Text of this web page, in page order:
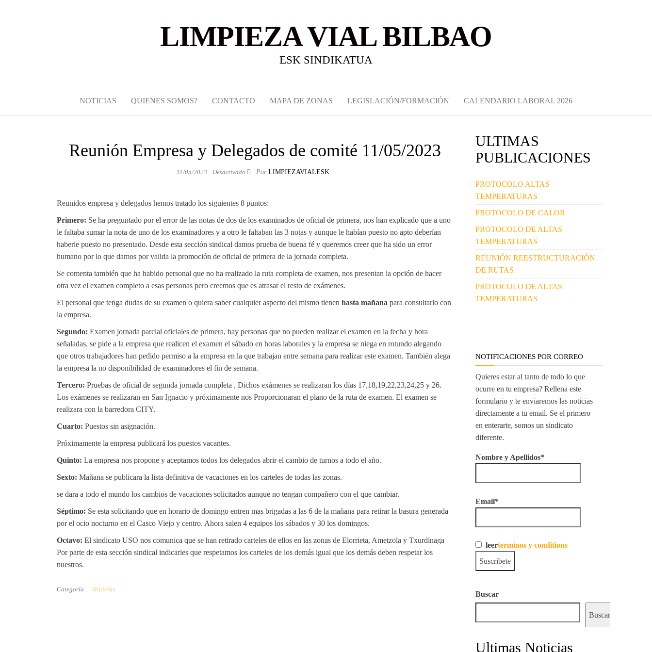
LIMPIEZA VIAL BILBAO
ESK SINDIKATUA
NOTICIAS QUIENES SOMOS? CONTACTO MAPA DE ZONAS LEGISLACIÓN/FORMACIÓN CALENDARIO LABORAL 2026
Reunión Empresa y Delegados de comité 11/05/2023
11/05/2023 Desactivado Por LIMPIEZAVIALESK
Reunidos empresa y delegados hemos tratado los siguientes 8 puntos:
Primero: Se ha preguntado por el error de las notas de dos de los examinados de oficial de primera, nos han explicado que a uno
le faltaba sumar la nota de uno de los examinadores y a otro le faltaban las 3 notas y aunque le habían puesto no apto deberían
haberle puesto no presentado. Desde esta sección sindical damos prueba de buena fé y queremos creer que ha sido un error
humano por lo que damos por valida la promoción de oficial de primera de la jornada completa.
Se comenta también que ha habido personal que no ha realizado la ruta completa de examen, nos presentan la opción de hacer
otra vez el examen completo a esas personas pero creemos que es atrasar el resto de exámenes.
El personal que tenga dudas de su examen o quiera saber cualquier aspecto del mismo tienen hasta mañana para consultarlo con
la empresa.
Segundo: Examen jornada parcial oficiales de primera, hay personas que no pueden realizar el examen en la fecha y hora
señaladas, se pide a la empresa que realicen el examen el sábado en horas laborales y la empresa se niega en rotundo alegando
que otros trabajadores han pedido permiso a la empresa en la que trabajan entre semana para realizar este examen. También alega
la empresa la no disponibilidad de examinadores el fin de semana.
Tercero: Pruebas de oficial de segunda jornada completa , Dichos exámenes se realizaran los días 17,18,19,22,23,24,25 y 26.
Los exámenes se realizaran en San Ignacio y próximamente nos Proporcionaran el plano de la ruta de examen. El examen se
realizara con la barredora CITY.
Cuarto: Puestos sin asignación.
Próximamente la empresa publicará los puestos vacantes.
Quinto: La empresa nos propone y aceptamos todos los delegados abrir el cambio de turnos a todo el año.
Sexto: Mañana se publicara la lista definitiva de vacaciones en los carteles de todas las zonas.
se dara a todo el mundo los cambios de vacaciones solicitados aunque no tengan compañero con el que cambiar.
Séptimo: Se esta solicitando que en horario de domingo entren mas brigadas a las 6 de la mañana para retirar la basura generada
por el ocio nocturno en el Casco Viejo y centro. Ahora salen 4 equipos los sábados y 30 los domingos.
Octavo: El sindicato USO nos comunica que se han retirado carteles de ellos en las zonas de Elorrieta, Ametzola y Txurdinaga
Por parte de esta sección sindical indicarles que respetamos los carteles de los demás igual que los demás deben respetar los
nuestros.
Categoría Noticias
ULTIMAS
PUBLICACIONES
PROTOCOLO ALTAS
TEMPERATURAS
PROTOCOLO DE CALOR
PROTOCOLO DE ALTAS
TEMPERATURAS
REUNIÓN REESTRUCTURACIÓN
DE RUTAS
PROTOCOLO DE ALTAS
TEMPERATURAS
NOTIFICACIONES POR CORREO
Quieres estar al tanto de todo lo que
ocurre en tu empresa? Rellena este
formulario y te enviaremos las noticias
directamente a tu email. Se el primero
en enterarte, somos un sindicato
diferente.
Nombre y Apellidos*
Email*
leerterminos y conditions
Buscar
Buscar
Ultimas Noticias